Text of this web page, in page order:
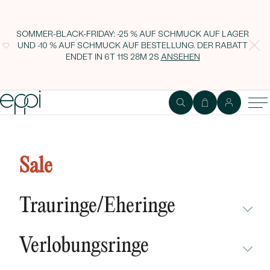
SOMMER-BLACK-FRIDAY: -25 % AUF SCHMUCK AUF LAGER
UND -10 % AUF SCHMUCK AUF BESTELLUNG. DER RABATT
ENDET IN 6T 11S 28M 1S ANSEHEN
Sale
Trauringe/Eheringe
NEUHEITEN
Verlobungsringe
schmuckkästchen Safey